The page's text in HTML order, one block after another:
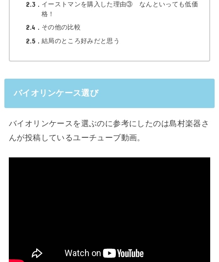
2.3
イーストマンを購入した理由③ なんといっても低価
格！
2.4 その他の比較
2.5 結局のところ好みだと思う
バイオリンケース選び
バイオリンケースを選ぶのに参考にしたのは島村楽器さ
んが投稿しているユーチューブ動画。